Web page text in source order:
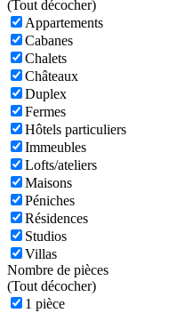
(Tout décocher)
Appartements
Cabanes
Chalets
Châteaux
Duplex
Fermes
Hôtels particuliers
Immeubles
Lofts/ateliers
Maisons
Péniches
Résidences
Studios
Villas
Nombre de pièces
(Tout décocher)
1 pièce